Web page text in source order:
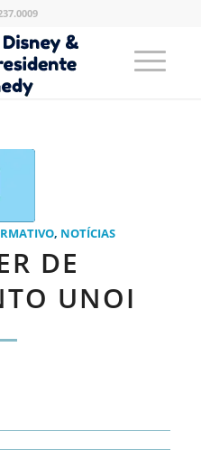
, NOTÍCIAS
DE
UNOI